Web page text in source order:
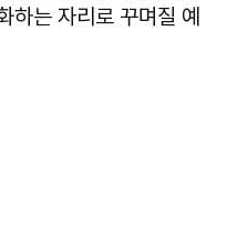
하는 자리로 꾸며질 예